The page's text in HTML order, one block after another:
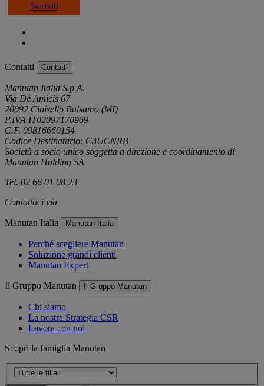
Iscriviti
Contatti Contatti
Manutan Italia S.p.A.
Via De Amicis 67
20092 Cinisello Balsamo (MI)
P.IVA IT02097170969
C.F. 09816660154
Codice Destinatario: C3UCNRB
Società a socio unico soggetta a direzione e coordinamento di
Manutan Holding SA
Tel. 02 66 01 08 23
Contattaci via
Manutan Italia Manutan Italia
Perché scegliere Manutan
Soluzione grandi clienti
Manutan Expert
Il Gruppo Manutan Il Gruppo Manutan
Chi siamo
La nostra Strategia CSR
Lavora con noi
Scopri la famiglia Manutan